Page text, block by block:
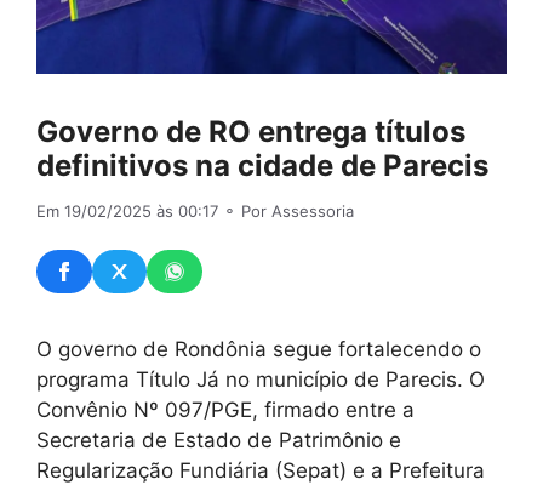
Governo de RO entrega títulos
definitivos na cidade de Parecis
Em 19/02/2025 às 00:17 ⚬ Por Assessoria
O governo de Rondônia segue fortalecendo o
programa Título Já no município de Parecis. O
Convênio Nº 097/PGE, firmado entre a
Secretaria de Estado de Patrimônio e
Regularização Fundiária (Sepat) e a Prefeitura